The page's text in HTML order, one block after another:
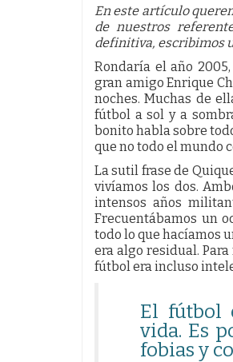
En este artículo
de nuestros
definitiva, escribimos
Rondaría el año
gran amigo Enrique
noches. Muchas de
fútbol a sol y a
bonito habla sobre
que no todo el mundo
La sutil frase de
vivíamos los dos.
intensos años
Frecuentábamos un
todo lo que hacíamos
era algo residual.
fútbol era incluso
El fútbol
vida. Es
fobias y